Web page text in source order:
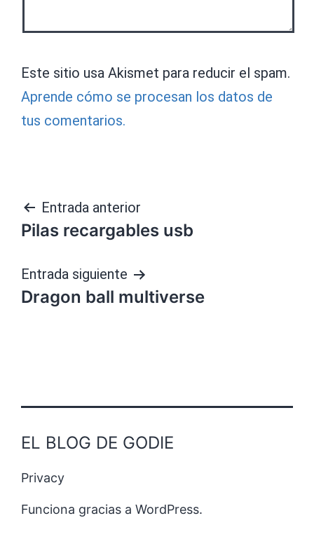
Este sitio usa Akismet para reducir el spam.
Aprende cómo se procesan los datos de
tus comentarios.
Navegación
de
entradas
Entrada anterior
Pilas recargables usb
Entrada siguiente
Dragon ball multiverse
EL BLOG DE GODIE
Privacy
Funciona gracias a WordPress.